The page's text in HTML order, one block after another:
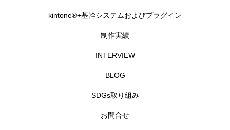
kintone®+基幹システムおよびプラグイン
制作実績
INTERVIEW
BLOG
SDGs取り組み
お問合せ